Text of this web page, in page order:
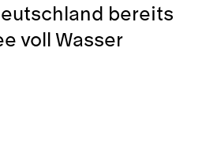
bereits
voll Wasser